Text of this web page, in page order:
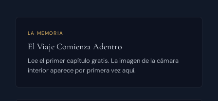
LA MEMORIA
El Viaje Comienza Adentro
Lee el primer capítulo gratis. La imagen de la cámara
interior aparece por primera vez aquí.